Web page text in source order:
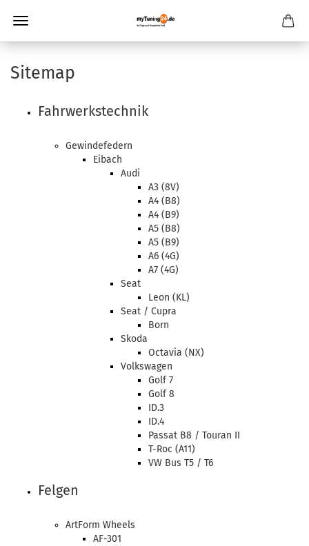
Sitemap
Fahrwerkstechnik
Gewindefedern
Eibach
Audi
A3 (8V)
A4 (B8)
A4 (B9)
A5 (B8)
A5 (B9)
A6 (4G)
A7 (4G)
Seat
Leon (KL)
Seat / Cupra
Born
Skoda
Octavia (NX)
Volkswagen
Golf 7
Golf 8
ID.3
ID.4
Passat B8 / Touran II
T-Roc (A11)
VW Bus T5 / T6
Felgen
ArtForm Wheels
AF-301